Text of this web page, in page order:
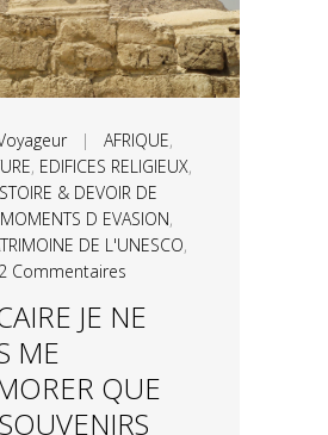
| AFRIQUE,
, EDIFICES RELIGIEUX,
& DEVOIR DE
MOMENTS D EVASION,
DE L'UNESCO,
2 Commentaires
JE NE
ME
QUE